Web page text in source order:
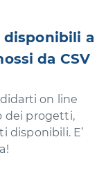
disponibili a
da CSV
on line
dei progetti,
disponibili. E’